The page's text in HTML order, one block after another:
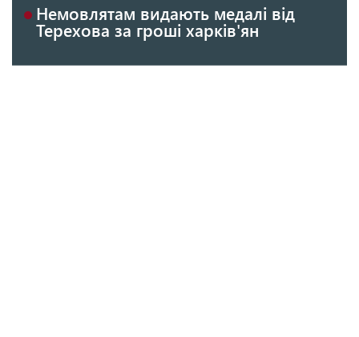
Немовлятам видають медалі від
Терехова за гроші харків'ян